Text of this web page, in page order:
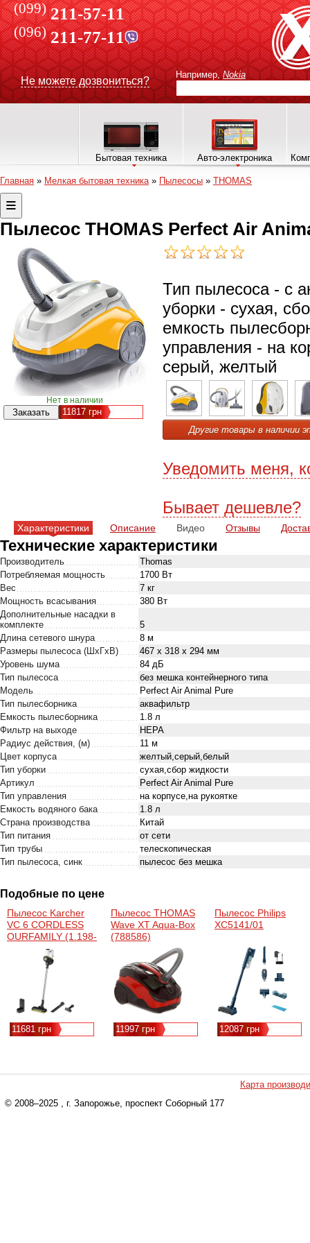
(099) 211-57-11
(096)211-77-11
Не можете дозвониться?
Например, Nokia
Бытовая техника Авто-электроника
Главная » Мелкая бытовая техника» Пылесосы » THOMAS
Пылесос THOMAS Perfect Air
Нет в наличии
11817 грн
Тип пылесоса - с
уборки - сухая,
емкость
управления - на
серый, желтый
Другие товары в наличии
Уведомить меня,
Бывает дешевле?
Характеристики Описание Видео Отзывы
Технические характеристики
Производитель
Thomas
Потребляемая мощность
1700 Вт
Вес
7 кг
Мощность всасывания
380 Вт
Дополнительные насадки в
комплекте
5
Длина сетевого шнура
8 м
Размеры пылесоса (ШxГxВ)
467 х 318 х 294 мм
Уровень шума
84 дБ
Тип пылесоса
без мешка контейнерного типа
Модель
Perfect Air Animal Pure
Тип пылесборника
аквафильтр
Емкость пылесборника
1.8 л
Фильтр на выходе
НЕРА
Радиус действия, (м)
11 м
Цвет корпуса
желтый,серый,белый
Тип уборки
сухая,сбор жидкости
Артикул
Perfect Air Animal Pure
Тип управления
на корпусе,на рукоятке
Емкость водяного бака
1.8 л
Страна производства
Китай
Тип питания
от сети
Тип трубы
телескопическая
Тип пылесоса, синк
пылесос без мешка
Подобные по цене
Пылесос Karcher
VC 6 CORDLESS
OURFAMILY (1.198-
11681 грн
Пылесос THOMAS
Wave XT Aqua-Box
(788586)
11997 грн
Пылесос Philips
XC5141/01
12087 грн
Карта
© 2008–2025 , г. Запорожье, проспект Соборный 177